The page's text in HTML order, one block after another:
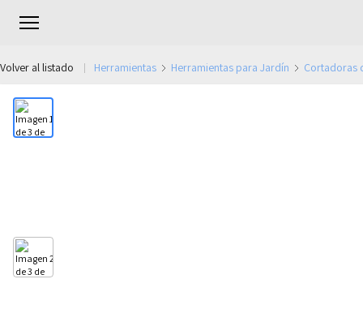
Volver al listado Herramientas Herramientas para Jardín Cortadoras